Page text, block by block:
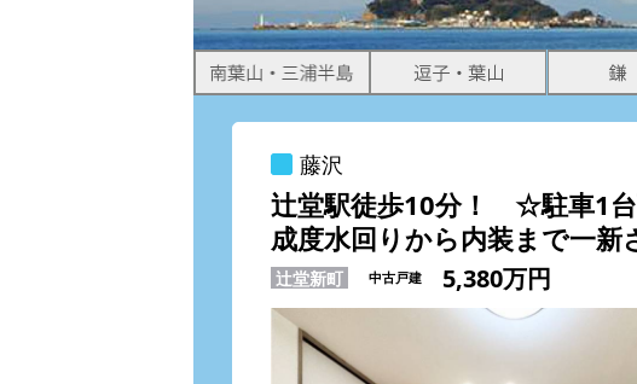
藤沢
辻堂駅徒歩10分！ ☆駐車1
成度水回りから内装まで一
辻堂新町 中古戸建 5,380万円